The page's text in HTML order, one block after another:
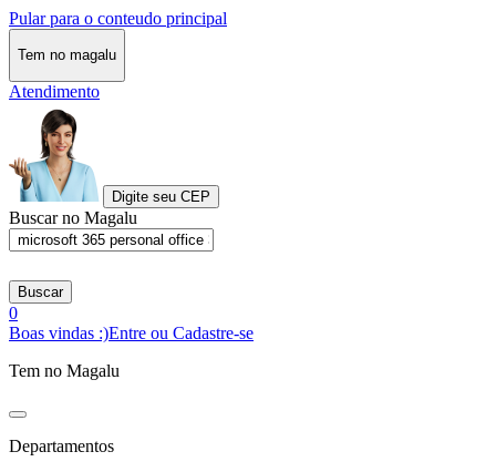
Pular para o conteudo principal
Tem no magalu
Atendimento
Digite seu CEP
Buscar no Magalu
Buscar
0
Boas vindas :)Entre ou Cadastre-se
Tem no Magalu
Departamentos